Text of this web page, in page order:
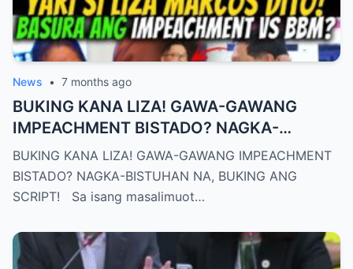
News • 7 months ago
BUKING KANA LIZA! GAWA-GAWANG
IMPEACHMENT BISTADO? NAGKA-
BISTUHAN NA, BUKING ANG SCRIPT!
BUKING KANA LIZA! GAWA-GAWANG IMPEACHMENT
BISTADO? NAGKA-BISTUHAN NA, BUKING ANG
SCRIPT! Sa isang masalimuot…